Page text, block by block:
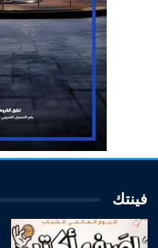
فينتك